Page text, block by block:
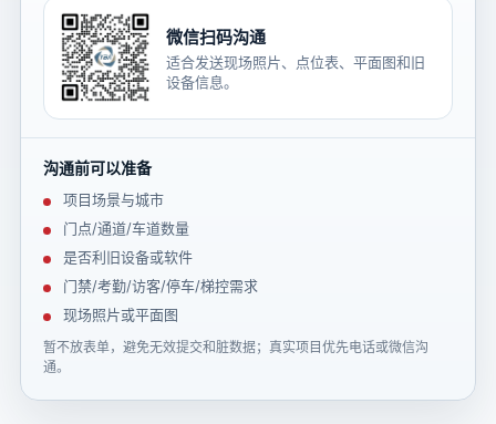
微信扫码沟通
适合发送现场照片、点位表、平面图和旧
设备信息。
沟通前可以准备
项目场景与城市
门点/通道/车道数量
是否利旧设备或软件
门禁/考勤/访客/停车/梯控需求
现场照片或平面图
暂不放表单，避免无效提交和脏数据；真实项目优先电话或微信沟
通。